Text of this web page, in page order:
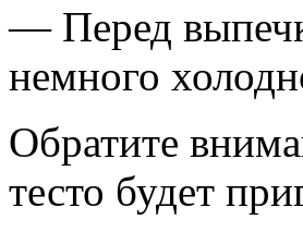
— Перед
немного
Обратите
тесто будет